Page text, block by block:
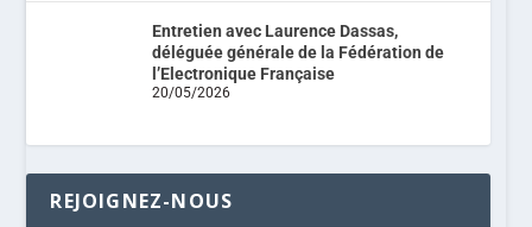
Entretien avec Laurence Dassas,
déléguée générale de la Fédération de
l’Electronique Française
20/05/2026
REJOIGNEZ-NOUS